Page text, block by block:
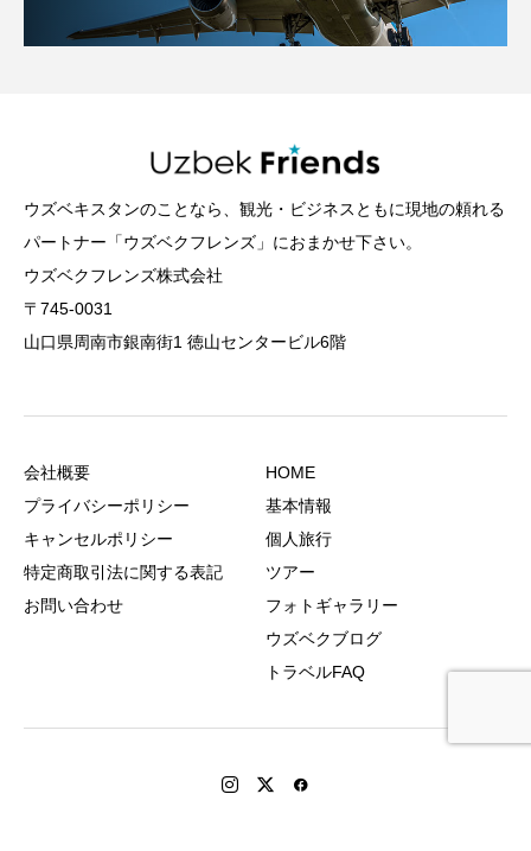
ウズベキスタンのことなら、観光・ビジネスともに現地の頼れる
パートナー「ウズベクフレンズ」におまかせ下さい。
ウズベクフレンズ株式会社
〒745-0031
山口県周南市銀南街1 徳山センタービル6階
会社概要
プライバシーポリシー
キャンセルポリシー
特定商取引法に関する表記
お問い合わせ
HOME
基本情報
個人旅行
ツアー
フォトギャラリー
ウズベクブログ
トラベルFAQ